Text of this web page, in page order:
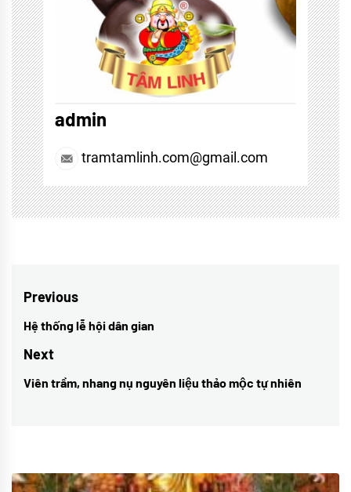
admin
tramtamlinh.com@gmail.com
Điều
hướng
bài
viết
Previous
Previous
post:
Hệ thống lễ hội dân gian
Next
Next
Viên trầm, nhang nụ nguyên liệu thảo mộc tự nhiên